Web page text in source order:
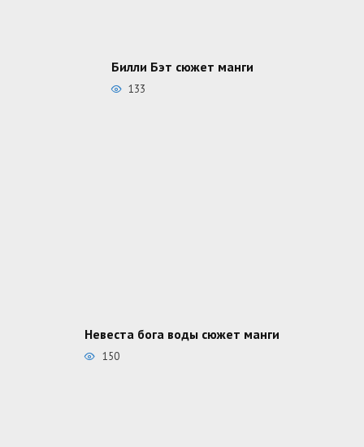
Билли Бэт сюжет манги
133
Невеста бога воды сюжет манги
150